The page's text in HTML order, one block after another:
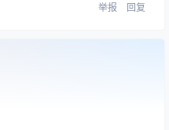
举报 回复